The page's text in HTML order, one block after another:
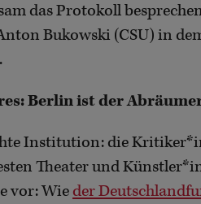
das Protokoll
Bukowski (CSU) in
Berlin ist der
Institution: die
Theater und
vor: Wie der